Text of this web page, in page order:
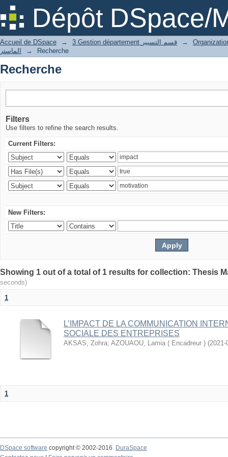
Dépôt DSpace/
Recherche
Accueil de DSpace → 3 Gestion département قسم التسيير
→
الماستر
→ Recherche
Recherche
Filters
Use filters to refine the search results.
Current Filters:
New Filters:
seconds)
1
L’IMPACT DE LA COMMUNICATION
SOCIALE DES ENTREPRISES
AKSAS, Zohra; AZOUAOU, Lamia ( Encadreur ) (2021-
1
DSpace software copyright © 2002-2016
DuraSpace